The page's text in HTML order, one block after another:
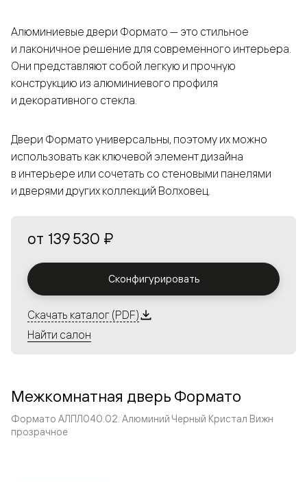
Алюминиевые двери Формато — это стильное
и лаконичное решение для современного интерьера.
Они представляют собой легкую и прочную
конструкцию из алюминиевого профиля
и декоративного стекла.
Двери Формато универсальны, поэтому их можно
использовать как ключевой элемент дизайна
в интерьере или сочетать со стеновыми панелями
и дверями других коллекций Волховец.
от 139 530 ₽
Сконфигурировать
Скачать каталог (PDF)
Найти салон
Межкомнатная дверь Формато
Формато АЛПЛ040.02. Алюминий Черный Кристал Вижн
прозрачное